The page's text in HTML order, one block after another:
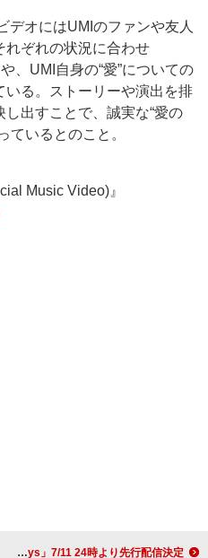
オにはUMIのファンや友人
れぞれの状況に合わせ
、UMI自身の“愛”についての
る。ストーリーや演出を排
出すことで、誠実な“愛の
ているとのこと。
Music Video)』
ReoNa、11thSG「End of Days」7/11 24時より先行配信決定